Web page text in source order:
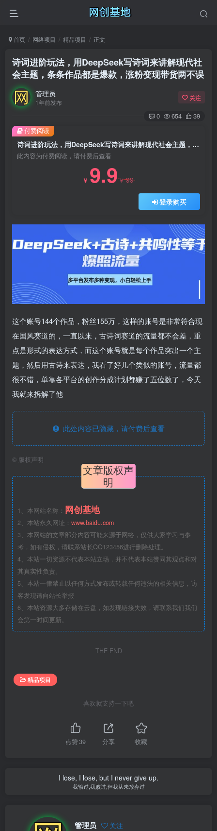
首页 网络项目 精品项目 正文
诗词进阶玩法，用DeepSeek写诗词来讲解现代社
会主题，条条作品都是爆款，涨粉变现带货两不误
管理员
1年前发布
关注
0 654 39
诗词进阶玩法，用DeepSeek写诗词来讲解现代社会主题，条条作品都是爆款，涨粉变现带货两不误
此内容为付费阅读，请付费后查看
￥ 9.9￥99
登录购买
付费阅读
这个账号144个作品，粉丝155万，这样的账号是非常符合现
在国风赛道的，一直以来，古诗词赛道的流量都不会差，重
点是形式的表达方式，而这个账号就是每个作品突出一个主
题，然后用古诗来表达，我看了好几个类似的账号，流量都
很不错，单靠各平台的创作分成计划都赚了五位数了，今天
我就来拆解了他
此处内容已隐藏，请付费后查看
© 版权声明
文章版权声
明
1、本网站名称： 网创基地
2、本站永久网址： www.baidu.com
3、本网站的文章部分内容可能来源于网络，仅供大家学习与参
考，如有侵权，请联系站长QQ123456进行删除处理。
4、本站一切资源不代表本站立场，并不代表本站赞同其观点和对
其真实性负责。
5、本站一律禁止以任何方式发布或转载任何违法的相关信息，访
客发现请向站长举报
6、本站资源大多存储在云盘，如发现链接失效，请联系我们我们
会第一时间更新。
THE END
精品项目
喜欢就支持一下吧
点赞39 分享 收藏
I lose, I lose, but I never give up.
我输过,我败过,但我从未放弃过
管理员 关注